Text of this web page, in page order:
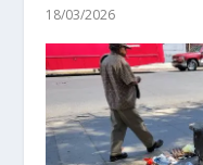
18/03/2026